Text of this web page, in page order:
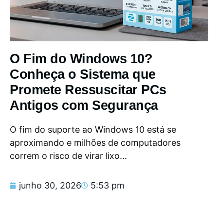
O Fim do Windows 10?
Conheça o Sistema que
Promete Ressuscitar PCs
Antigos com Segurança
O fim do suporte ao Windows 10 está se
aproximando e milhões de computadores
correm o risco de virar lixo...
junho 30, 2026 5:53 pm